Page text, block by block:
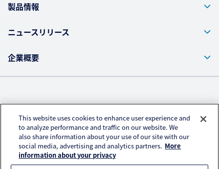
製品情報
ニュースリリース
企業概要
株式会社クラレ ウェブサイト
プライバシーポリシー
アクセスデータの取扱い
ご利用にあたって
This website uses cookies to enhance user experience and
to analyze performance and traffic on our website. We
also share information about your use of our site with our
social media, advertising and analytics partners. More
information about your privacy